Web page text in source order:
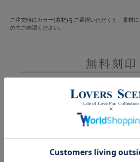
ご注文時にカラー(素材)をご選択いただくと、素材
のでご確認ください。